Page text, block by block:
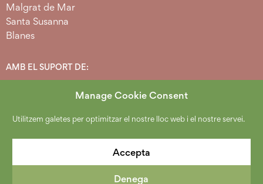
Manage Cookie Consent
Utilitzem galetes per optimitzar el nostre lloc web i el nostre servei.
Accepta
Denega
Malgrat de Mar
Santa Susanna
Blanes
AMB EL SUPORT DE: